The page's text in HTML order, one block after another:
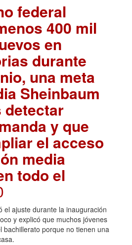
federal
400 mil
en
durante
una meta
Sheinbaum
detectar
y que
el acceso
media
todo el
el ajuste durante la inauguración
y explicó que muchos jóvenes
bachillerato porque no tienen una